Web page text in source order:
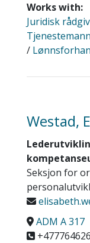
Works with:
Juridisk
/
Westad,
Seksjon for
ADM A 317